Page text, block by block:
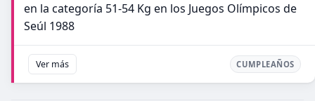
en la categoría 51-54 Kg en los Juegos Olímpicos de
Seúl 1988
Ver más CUMPLEAÑOS